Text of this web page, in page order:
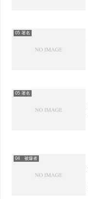
05 署名
05 署名
04 被爆者